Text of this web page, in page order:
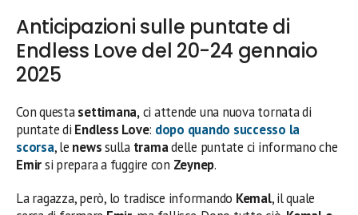
Anticipazioni sulle puntate di
Endless Love del 20-24 gennaio
2025
Con questasettimana,ci attende una nuova tornata di
puntate di Endless Love: dopo quando successo la
scorsa, le newssulla tramadelle puntate ci informano che
Emirsi prepara a fuggire con Zeynep.
La ragazza, però, lo tradisce informando Kemal, il quale